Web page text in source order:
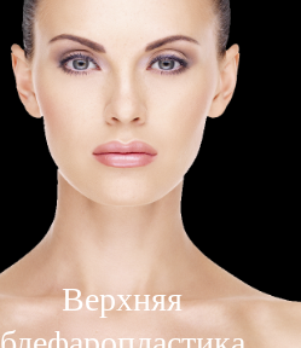
Верхняя
Верхняя
блефаропластика
По большей части